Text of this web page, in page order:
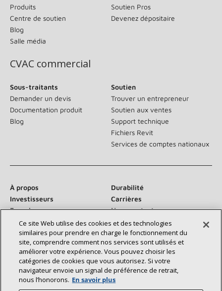
Produits
Centre de soutien
Blog
Salle média
Soutien Pros
Devenez dépositaire
CVAC commercial
Sous-traitants
Demander un devis
Documentation produit
Blog
Soutien
Trouver un entrepreneur
Soutien aux ventes
Support technique
Fichiers Revit
Services de comptes nationaux
À propos
Durabilité
Investisseurs
Carrières
Fournisseurs
Nous contacter
Salle de presse
Communiquez avec nous :
Ce site Web utilise des cookies et des technologies
similaires pour prendre en charge le fonctionnement du
site, comprendre comment nos services sont utilisés et
améliorer votre expérience. Vous pouvez choisir les
catégories de cookies que vous autorisez. Si votre
navigateur envoie un signal de préférence de retrait,
nous l’honorons. En savoir plus